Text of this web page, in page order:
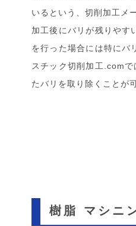
いるという、切削加工メ
加工後にバリが残りやす
を行った場合には特にバ
スチック切削加工.com
たバリを取り除くことが
樹脂 マシニ